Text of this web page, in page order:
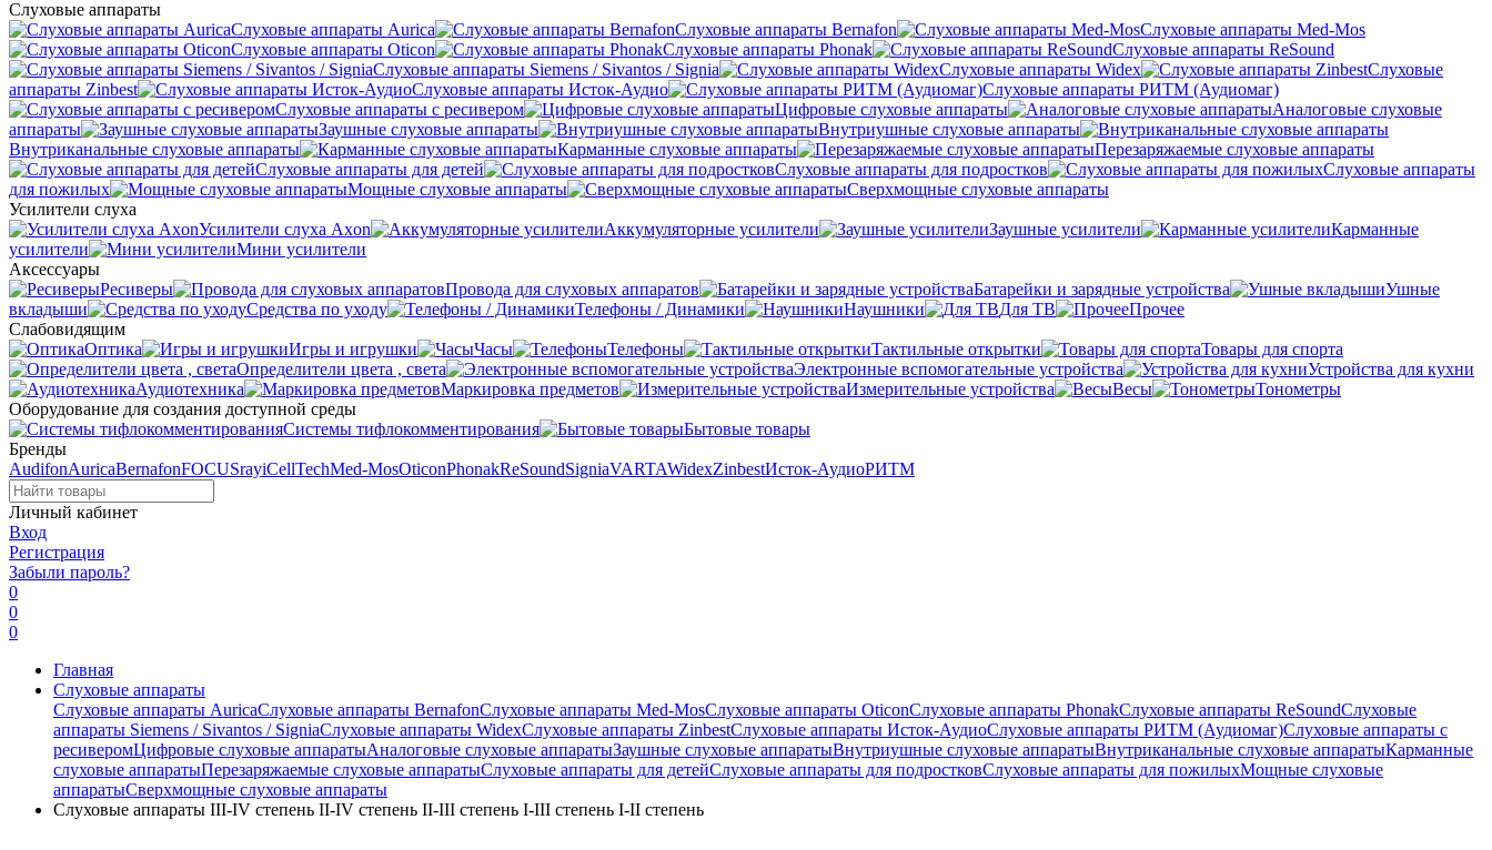
Слуховые аппараты
Слуховые аппараты Aurica
Слуховые аппараты Bernafon
Слуховые аппараты Med-Mos
Слуховые аппараты Oticon
Слуховые аппараты Phonak
Слуховые аппараты ReSound
Слуховые аппараты Siemens / Sivantos / Signia
Слуховые аппараты Widex
Слуховые
аппараты Zinbest
Слуховые аппараты Исток-Аудио
Слуховые аппараты РИТМ (Аудиомаг)
Слуховые аппараты с ресивером
Цифровые слуховые аппараты
Аналоговые слуховые
аппараты
Заушные слуховые аппараты
Внутриушные слуховые аппараты
Внутриканальные слуховые аппараты
Карманные слуховые аппараты
Перезаряжаемые слуховые аппараты
Слуховые аппараты для детей
Слуховые аппараты для подростков
Слуховые аппараты
для пожилых
Мощные слуховые аппараты
Сверхмощные слуховые аппараты
Усилители слуха
Усилители слуха Axon
Аккумуляторные усилители Заушные усилители
Карманные
усилители
Мини усилители
Аксессуары
Ресиверы
Провода для слуховых аппаратов Батарейки и зарядные устройства
Ушные
вкладыши
Средства по уходу Телефоны / Динамики Наушники Для ТВ
Прочее
Слабовидящим
Оптика
Игры и игрушки Часы Телефоны Тактильные открытки
Товары для спорта
Определители цвета , света
Электронные вспомогательные устройства
Устройства для кухни
Аудиотехника
Маркировка предметов Измерительные устройства Весы
Тонометры
Оборудование для создания доступной среды
Системы тифлокомментирования
Бытовые товары
Бренды
AudifonAuricaBernafonFOCUSrayiCellTechMed-MosOticonPhonakReSoundSigniaVARTAWidexZinbestИсток-АудиоРИТМ
Личный кабинет
Вход
Регистрация
Забыли пароль?
0
0
0
Главная
Слуховые аппараты
Слуховые аппараты AuricaСлуховые аппараты BernafonСлуховые аппараты Med-MosСлуховые аппараты OticonСлуховые аппараты PhonakСлуховые аппараты ReSoundСлуховые
аппараты Siemens / Sivantos / SigniaСлуховые аппараты WidexСлуховые аппараты ZinbestСлуховые аппараты Исток-АудиоСлуховые аппараты РИТМ (Аудиомаг)Слуховые аппараты с
ресиверомЦифровые слуховые аппаратыАналоговые слуховые аппаратыЗаушные слуховые аппаратыВнутриушные слуховые аппаратыВнутриканальные слуховые аппаратыКарманные
слуховые аппаратыПерезаряжаемые слуховые аппаратыСлуховые аппараты для детейСлуховые аппараты для подростковСлуховые аппараты для пожилыхМощные слуховые
аппаратыСверхмощные слуховые аппараты
Слуховые аппараты III-IV степень II-IV степень II-III степень I-III степень I-II степень